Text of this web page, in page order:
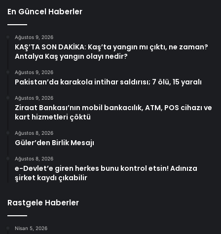
En Güncel Haberler
Ağustos 9, 2026
KAŞ’TA SON DAKİKA: Kaş’ta yangın mı çıktı, ne zaman?
Antalya Kaş yangın olayı nedir?
Ağustos 9, 2026
Pakistan’da karakola intihar saldırısı; 7 ölü, 15 yaralı
Ağustos 9, 2026
Ziraat Bankası’nın mobil bankacılık, ATM, POS cihazı ve
kart hizmetleri çöktü
Ağustos 8, 2026
Güler’den Birlik Mesajı
Ağustos 8, 2026
e-Devlet’e giren herkes bunu kontrol etsin! Adınıza
şirket kaydı çıkabilir
Rastgele Haberler
Nisan 5, 2026